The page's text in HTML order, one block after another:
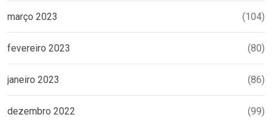
março 2023 (104)
fevereiro 2023 (80)
janeiro 2023 (86)
dezembro 2022 (99)